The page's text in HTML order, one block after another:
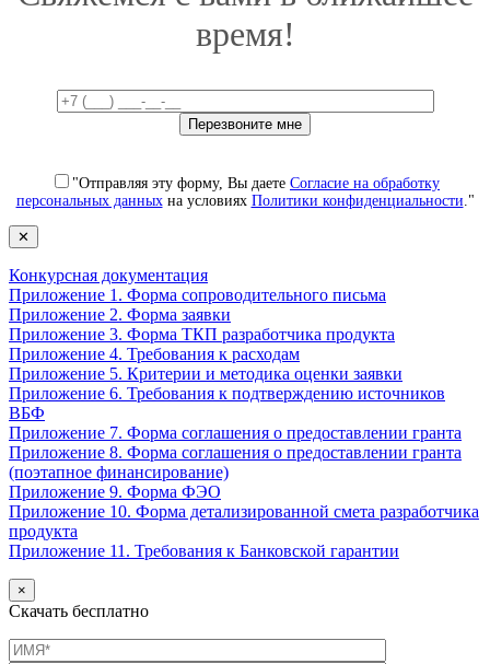
время!
"Отправляя эту форму, Вы даете Согласие на обработку
персональных данныхна условиях Политики конфиденциальности."
✕
Конкурсная документация
Приложение 1. Форма сопроводительного письма
Приложение 2. Форма заявки
Приложение 3. Форма ТКП разработчика продукта
Приложение 4. Требования к расходам
Приложение 5. Критерии и методика оценки заявки
Приложение 6. Требования к подтверждению источников
ВБФ
Приложение 7. Форма соглашения о предоставлении гранта
Приложение 8. Форма соглашения о предоставлении гранта
(поэтапное финансирование)
Приложение 9. Форма ФЭО
Приложение 10. Форма детализированной смета разработчика
продукта
Приложение 11. Требования к Банковской гарантии
×
Скачать бесплатно